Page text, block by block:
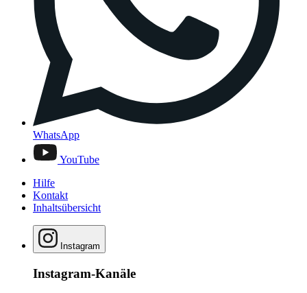
WhatsApp
YouTube
Hilfe
Kontakt
Inhaltsübersicht
Instagram
Instagram-Kanäle